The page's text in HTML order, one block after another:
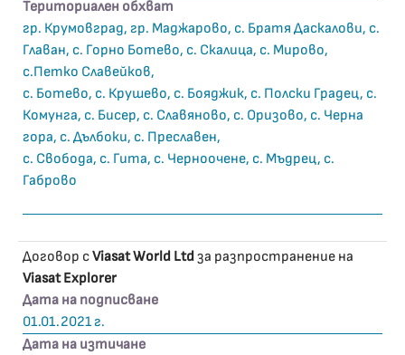
Териториален обхват
гр. Крумовград, гр. Маджарово, с. Братя Даскалови, с.
Главан, с. Горно Ботево, с. Скалица, с. Мирово,
с.Петко Славейков,
с. Ботево, с. Крушево, с. Бояджик, с. Полски Градец, с.
Комунга, с. Бисер, с. Славяново, с. Оризово, с. Черна
гора, с. Дълбоки, с. Преславен,
с. Свобода, с. Гита, с. Черноочене, с. Мъдрец, с.
Габрово
Договор сViasat World Ltdза разпространение на
Viasat Explorer
Дата на подписване
01.01.2021 г.
Дата на изтичане